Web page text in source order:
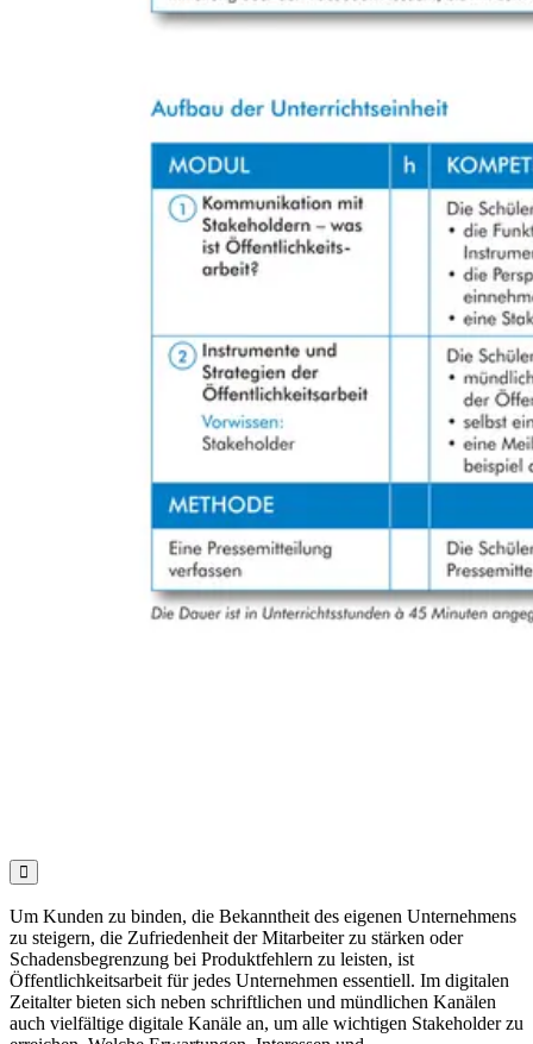

Um Kunden zu binden, die Bekanntheit des eigenen Unternehmens
zu steigern, die Zufriedenheit der Mitarbeiter zu stärken oder
Schadensbegrenzung bei Produktfehlern zu leisten, ist
Öffentlichkeitsarbeit für jedes Unternehmen essentiell. Im digitalen
Zeitalter bieten sich neben schriftlichen und mündlichen Kanälen
auch vielfältige digitale Kanäle an, um alle wichtigen Stakeholder zu